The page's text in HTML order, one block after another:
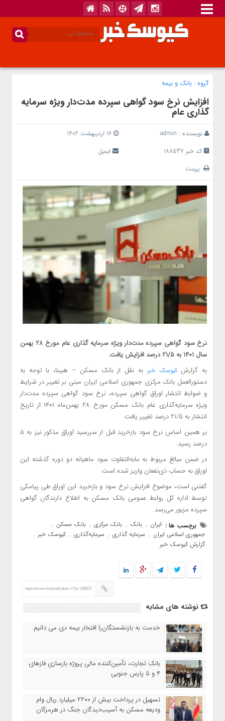
گروه : بانک‌ و بیمه
افزایش نرخ سود گواهی سپرده مدت‌دار ویژه سرمایه
گذاری عام
نویسنده : admin
16 اردیبهشت 1402
کد خبر 188537
ایمیل
پرینت
نرخ سود گواهی سپرده مدت‌دار ویژه سرمایه گذاری عام مورخ ۲۸ بهمن
سال ۱۴۰۱ به ۲۱/۵ درصد افزایش یافت.
به گزارشکیوسک خبر به نقل از بانک مسکن – هیبنا، با توجه به
دستورالعمل بانک مرکزی جمهوری اسلامی ایران مبنی بر تغییر در شرایط
و ضوابط انتشار اوراق گواهی سپرده، نرخ سود گواهی سپرده مدت‌دار
ویژه سرمایه‌گذاری عام بانک مسکن مورخ ۲۸ بهمن‌ماه ۱۴۰۱ از تاریخ
انتشار به ۲۱/۵ درصد تغییر یافت.
بر همین اساس نرخ سود بازخرید قبل از سررسید اوراق مذکور نیز به ۵
درصد رسید.
در ضمن مبالغ مربوط به مابه‌التفاوت سود ماهیانه دو دوره گذشته این
اوراق به حساب ذی‌نفعان واریز شده است.
گفتنی است، موضوع افزایش نرخ سود و بازخرید این اوراق طی پیامکی
توسط اداره کل روابط عمومی بانک مسکن به اطلاع دارندگان گواهی
سپرده مزبور می‌رسد.
برچسب ها : ایران , بانک , بانک مرکزی , بانک مسکن ,
جمهوری اسلامی ایران , سرمایه گذاری , سرمایه‌گذاری , کیوسک خبر ,
گزارش کیوسک خبر
https://www.kioskekhabar.ir/?p=188537
نوشته های مشابه
خدمت به بازنشستگان‌را افتخار بیمه دی می دانیم
بانک تجارت، تأمین‌کننده مالی پروژه بازسازی فازهای
۴ و ۵ پارس جنوبی
تسهیل در پرداخت بیش از ۲۲۰۰ میلیارد ریال وام
ودیعه مسکن به آسیب‌دیدگان جنگ در هرمزگان